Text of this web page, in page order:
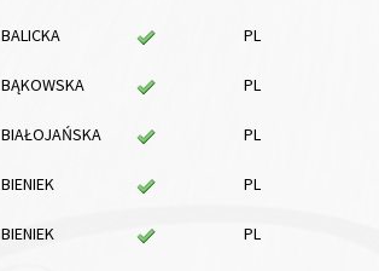
BALICKA PL
BĄKOWSKA PL
BIAŁOJAŃSKA PL
BIENIEK PL
BIENIEK PL